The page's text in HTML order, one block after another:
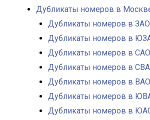
Дубликаты номеров в
Дубликаты номеров в ЗАО
Дубликаты номеров в
Дубликаты номеров в САО
Дубликаты номеров в
Дубликаты номеров в ВАО
Дубликаты номеров в
Дубликаты номеров в